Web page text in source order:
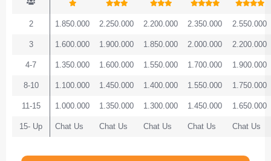
2 1.850.000 2.250.000 2.200.000 2.350.000 2.550.000
3 1.600.000 1.900.000 1.850.000 2.000.000 2.200.000
4-7 1.350.000 1.600.000 1.550.000 1.700.000 1.900.000
8-10 1.100.000 1.450.000 1.400.000 1.550.000 1.750.000
11-15 1.000.000 1.350.000 1.300.000 1.450.000 1.650.000
15- Up Chat Us Chat Us Chat Us Chat Us Chat Us